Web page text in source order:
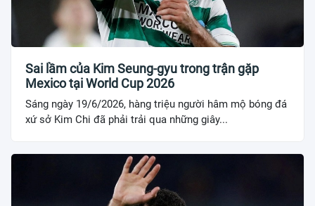
Sai lầm của Kim Seung-gyu trong trận gặp
Mexico tại World Cup 2026
Sáng ngày 19/6/2026, hàng triệu người hâm mộ bóng đá
xứ sở Kim Chi đã phải trải qua những giây...